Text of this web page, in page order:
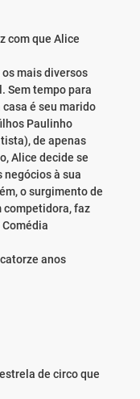
com que Alice
mais diversos
Sem tempo para
é seu marido
Paulinho
de apenas
Alice decide se
negócios à sua
o surgimento de
competidora, faz
anos
de circo que